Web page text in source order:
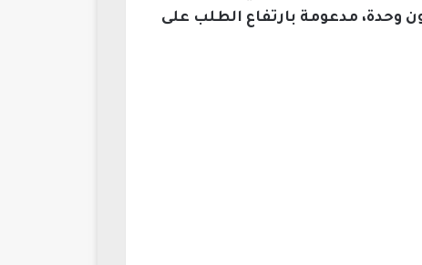
اللياقة البدنية البسيطة نموًا أسرع بنسبة 21.3%، لتصل إلى 32.86 مليون وحدة، مدعومة بارتفاع الطلب على